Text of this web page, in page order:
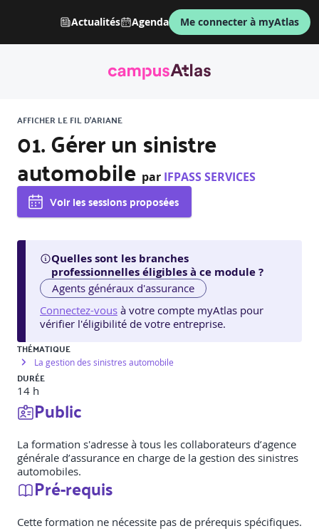
Actualités Agenda Me connecter à myAtlas
AFFICHER LE FIL D'ARIANE
01. Gérer un sinistre
automobile par IFPASS SERVICES
Voir les sessions proposées
Quelles sont les branches
professionnelles éligibles à ce module ?
Agents généraux d'assurance
Connectez-vous à votre compte myAtlas pour
vérifier l'éligibilité de votre entreprise.
THÉMATIQUE
La gestion des sinistres automobile
DURÉE
14 h
Public
La formation s'adresse à tous les collaborateurs d’agence
générale d’assurance en charge de la gestion des sinistres
automobiles.
Pré-requis
Cette formation ne nécessite pas de prérequis spécifiques.